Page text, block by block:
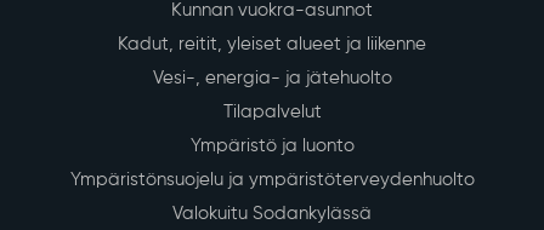
Kunnan vuokra-asunnot
Kadut, reitit, yleiset alueet ja liikenne
Vesi-, energia- ja jätehuolto
Tilapalvelut
Ympäristö ja luonto
Ympäristönsuojelu ja ympäristöterveydenhuolto
Valokuitu Sodankylässä